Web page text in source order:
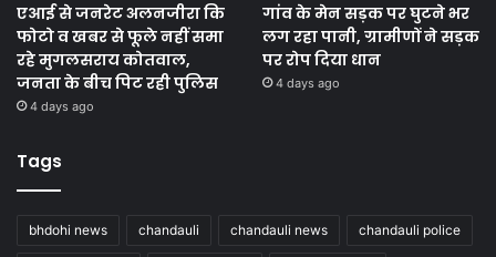
एआई से जनरेट अलनजीरा कि
फोटो व खबर से फूले नहीं समा
रहे मुगलसराय कोतवाल,
जनता के बीच पिट रही पुलिस
4 days ago
गांव के मेन सड़क पर घुटने भर
लग रहा पानी, ग्रामीणों ने सड़क
पर रोप दिया धान
4 days ago
Tags
bhdohi news chandauli chandauli news chandauli police